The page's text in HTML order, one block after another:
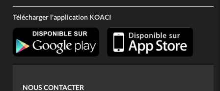
Télécharger l'application KOACI
NOUS CONTACTER